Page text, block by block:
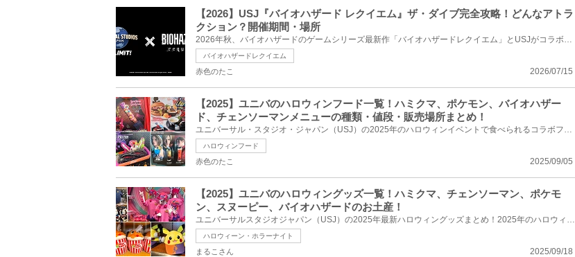
【2026】USJ『バイオハザード レクイエム』ザ・ダイブ完全攻略！どんなアトラ
クション？開催期間・場所
2026年秋、バイオハザードのゲームシリーズ最新作「バイオハザードレクイエム」とUSJがコラボし、最恐ホ...
バイオハザードレクイエム
2026/07/15
赤色のたこ
【2025】ユニバのハロウィンフード一覧！ハミクマ、ポケモン、バイオハザー
ド、チェンソーマンメニューの種類・値段・販売場所まとめ！
ユニバーサル・スタジオ・ジャパン（USJ）の2025年のハロウィンイベントで食べられるコラボフードメニュ...
ハロウィンフード
2025/09/05
赤色のたこ
【2025】ユニバのハロウィングッズ一覧！ハミクマ、チェンソーマン、ポケモ
ン、スヌーピー、バイオハザードのお土産！
ユニバーサルスタジオジャパン（USJ）の2025年最新ハロウィングッズまとめ！2025年のハロウィングッズが...
ハロウィーン・ホラーナイト
2025/09/18
まるこさん